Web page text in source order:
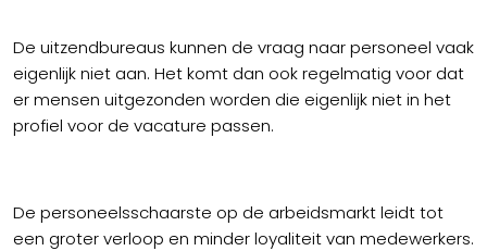
De uitzendbureaus kunnen de vraag naar personeel vaak
eigenlijk niet aan. Het komt dan ook regelmatig voor dat
er mensen uitgezonden worden die eigenlijk niet in het
profiel voor de vacature passen.
De personeelsschaarste op de arbeidsmarkt leidt tot
een groter verloop en minder loyaliteit van medewerkers.